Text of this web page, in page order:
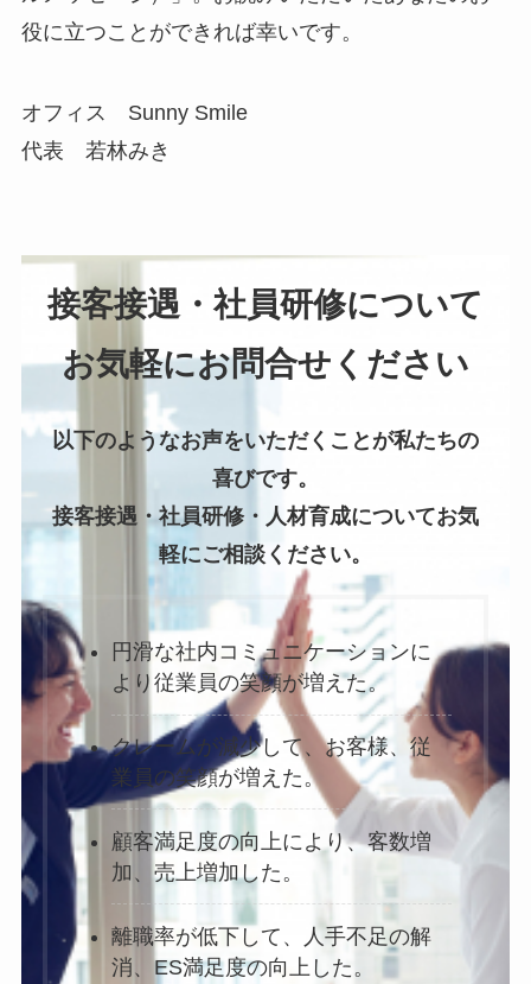
役に立つことができれば幸いです。
オフィス Sunny Smile
代表 若林みき
接客接遇・社員研修について
お気軽にお問合せください
以下のようなお声をいただくことが私たちの
喜びです。
接客接遇・社員研修・人材育成についてお気
軽にご相談ください。
円滑な社内コミュニケーションに
より従業員の笑顔が増えた。
クレームが減少して、お客様、従
業員の笑顔が増えた。
顧客満足度の向上により、客数増
加、売上増加した。
離職率が低下して、人手不足の解
消、ES満足度の向上した。